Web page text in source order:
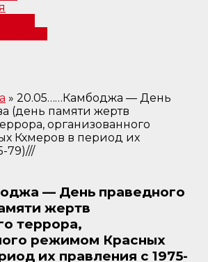
» 20.05……Камбоджа — День
(день памяти жертв
организованного
Кхмеров в период их
79)///
— День праведного
жертв
террора,
режимом Красных
их правления с 1975-